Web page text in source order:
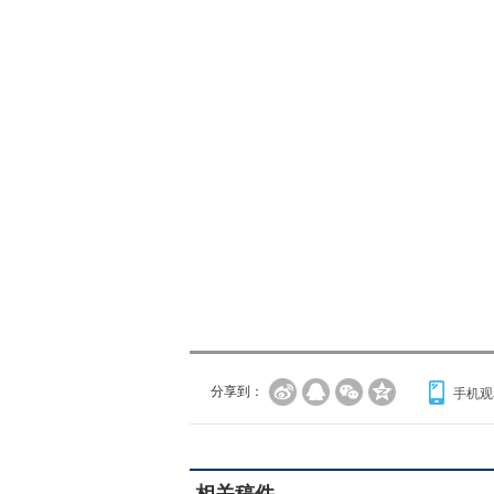
分享到： 手机